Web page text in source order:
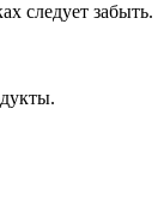
следует забыть.